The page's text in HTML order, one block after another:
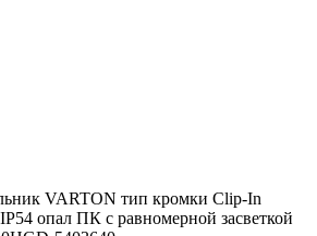
VARTON тип кромки Clip-In
опал ПК с равномерной засветкой